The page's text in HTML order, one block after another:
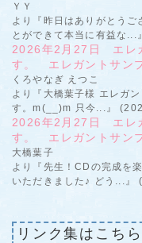
ＹＹ
より『昨日はありがとうご
とができて本当に有益な
2026年2月27日 エレ
す。 エレガントサン
くろやなぎ えつこ
より『大橋葉子様 エレガ
す。m(__)m 只今...』
2026年2月27日 エレ
す。 エレガントサン
大橋葉子
より『先生！CDの完成を
いただきました♪ どう...
リンク集はこちら